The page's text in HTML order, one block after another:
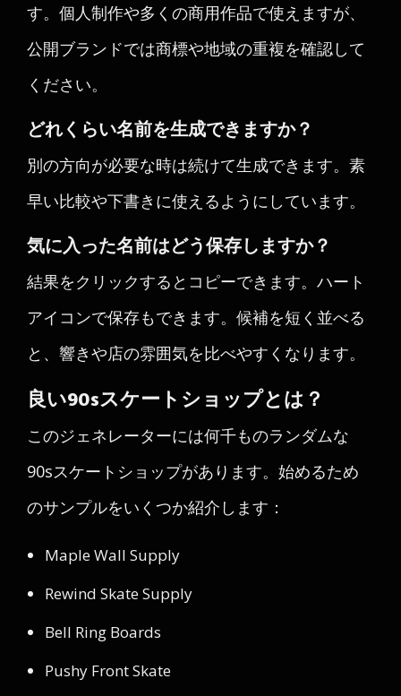
す。個人制作や多くの商用作品で使えますが、
公開ブランドでは商標や地域の重複を確認して
ください。
どれくらい名前を生成できますか？
別の方向が必要な時は続けて生成できます。素
早い比較や下書きに使えるようにしています。
気に入った名前はどう保存しますか？
結果をクリックするとコピーできます。ハート
アイコンで保存もできます。候補を短く並べる
と、響きや店の雰囲気を比べやすくなります。
良い90sスケートショップとは？
このジェネレーターには何千ものランダムな
90sスケートショップがあります。始めるため
のサンプルをいくつか紹介します：
Maple Wall Supply
Rewind Skate Supply
Bell Ring Boards
Pushy Front Skate